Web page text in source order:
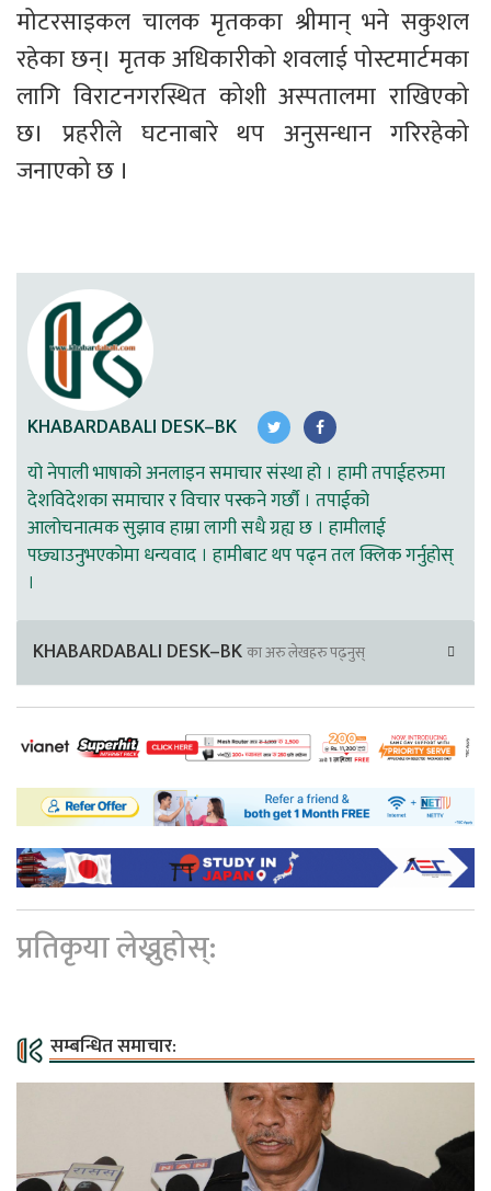
मोटरसाइकल चालक मृतकका श्रीमान् भने सकुशल
रहेका छन्। मृतक अधिकारीको शवलाई पोस्टमार्टमका
लागि विराटनगरस्थित कोशी अस्पतालमा राखिएको
छ। प्रहरीले घटनाबारे थप अनुसन्धान गरिरहेको
जनाएको छ ।
KHABARDABALI DESK–BK
यो नेपाली भाषाको अनलाइन समाचार संस्था हो । हामी तपाईहरुमा
देशविदेशका समाचार र विचार पस्कने गर्छौ । तपाईको
आलोचनात्मक सुझाव हाम्रा लागी सधै ग्रह्य छ । हामीलाई
पछ्याउनुभएकोमा धन्यवाद । हामीबाट थप पढ्न तल क्लिक गर्नुहोस्
।
KHABARDABALI DESK–BKका अरु लेखहरु पढ्नुस्
प्रतिकृया लेख्नुहोस्:
सम्बन्धित समाचार: